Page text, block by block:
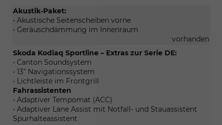
Akustik-Paket:
• Akustische Seitenscheiben vorne
• Geräuschdämmung im Innenraum
vorhanden
Skoda Kodiaq Sportline – Extras zur Serie DE:
• Canton Soundsystem
• 13" Navigationssystem
• Lichtleiste im Frontgrill
Fahrassistenten
• Adaptiver Tempomat (ACC)
• Adaptiver Lane Assist mit Notfall- und Stauassistent
Spurhalteassistent